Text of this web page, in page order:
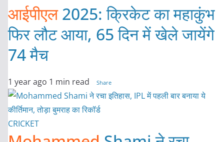
आईपीएल2025: क्रिकेट का महाकुंभ
फिर लौट आया, 65 दिन में खेले जायेंगे
74 मैच
1 year ago 1 min read Share
CRICKET